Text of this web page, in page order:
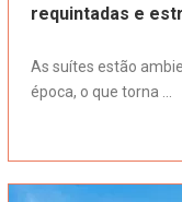
requintadas e
As suítes estão
época, o que torna ...